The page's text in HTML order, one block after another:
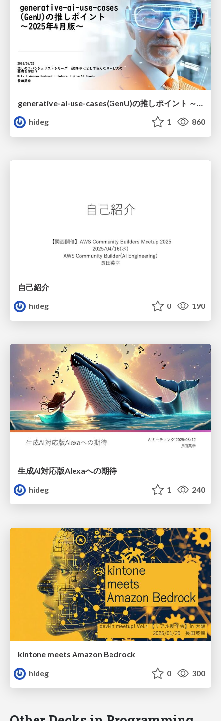
generative-ai-use-cases(GenU)の推しポイント ～2025年4月版～
hideg
1 860
自己紹介
hideg
0 190
生成AI対応版Alexaへの期待
hideg
1 240
kintone meets Amazon Bedrock
hideg
0 300